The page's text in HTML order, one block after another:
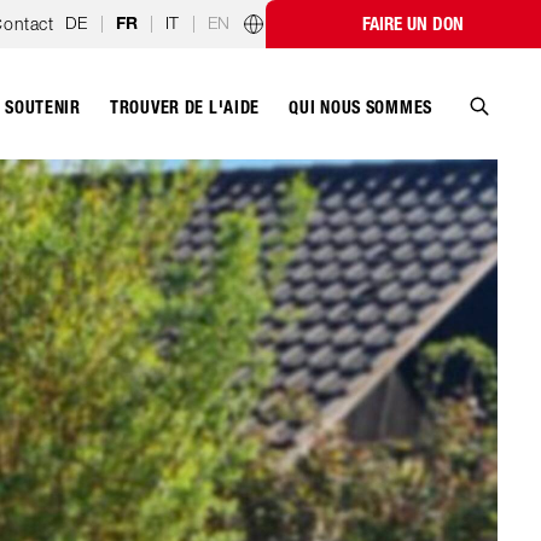
DE | FR | IT | EN
Programmes par paysFAIRE UN DON
SOUTENIR TROUVER DE L'AIDE QUI NOUS SOMMES